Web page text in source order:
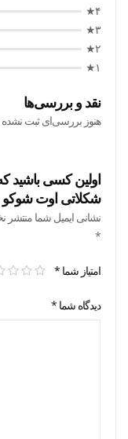
۴★
۳★
۲★
۱★
نقد و بررسی‌ها
هنوز بررسی‌ای ثبت
اولین کسی باشید
شکلاتی اوت شوکو ۴۰۰ گرمی”
نشانی ایمیل شما منتشر
*
امتیاز شما *
دیدگاه شما *